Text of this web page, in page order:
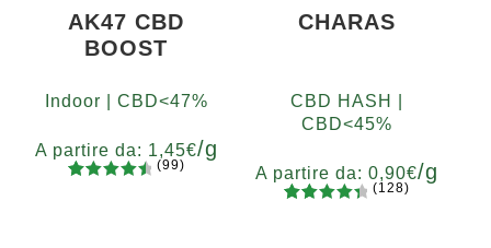
AK47 CBD
BOOST
Indoor | CBD<47%
A partire da: 1,45€/g
(99)
CHARAS
CBD HASH |
CBD<45%
A partire da:0,90€/g
(128)